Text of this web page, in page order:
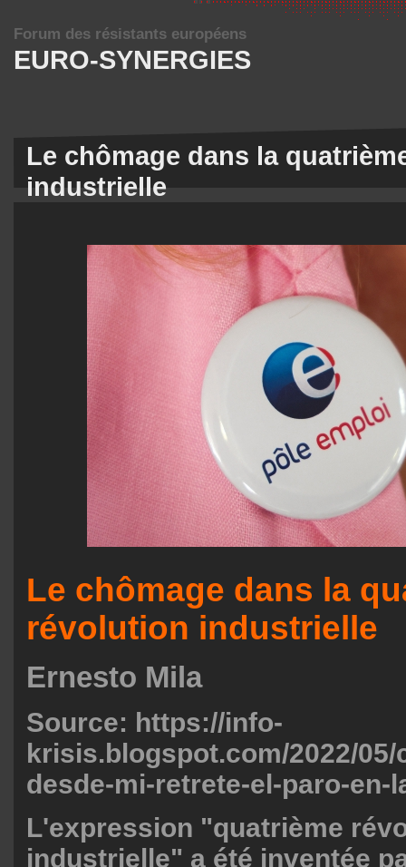
EURO-SYNERGIES
Forum des résistants européens
Le chômage dans la
industrielle
Le chômage dans la
révolution industrielle
Ernesto Mila
Source: https://info-
krisis.blogspot.com/2022/
desde-mi-retrete-el-paro-en-
L'expression "quatrième
industrielle" a été inventée